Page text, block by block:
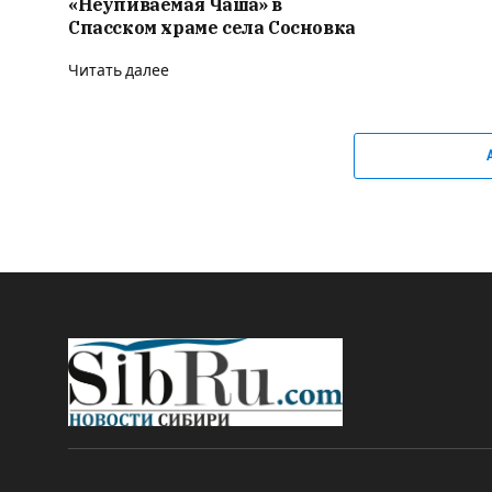
«Неупиваемая Чаша» в
Спасском храме села Сосновка
Читать далее